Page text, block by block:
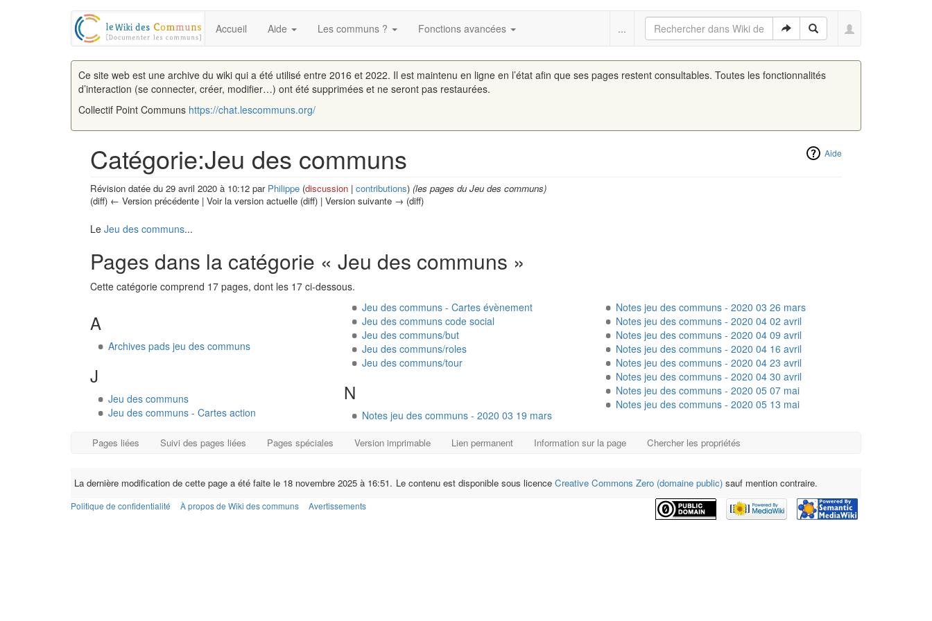
Accueil Aide Les communs ? Fonctions avancées ...
Ce site web est une archive du wiki qui a été utilisé entre 2016 et 2022. Il est maintenu en ligne en l’état afin que ses pages restent consultables. Toutes les fonctionnalités
d’interaction (se connecter, créer, modifier…) ont été supprimées et ne seront pas restaurées.
Collectif Point Communs https://chat.lescommuns.org/
Aide
Catégorie:Jeu des communs
Révision datée du 29 avril 2020 à 10:12 par Philippe (discussion | contributions) (les pages du Jeu des communs)
(diff) ← Version précédente | Voir la version actuelle (diff) | Version suivante → (diff)
Le Jeu des communs...
Pages dans la catégorie « Jeu des communs »
Cette catégorie comprend 17 pages, dont les 17 ci-dessous.
A
Archives pads jeu des communs
J
Jeu des communs
Jeu des communs - Cartes action
Jeu des communs - Cartes évènement
Jeu des communs code social
Jeu des communs/but
Jeu des communs/roles
Jeu des communs/tour
N
Notes jeu des communs - 2020 03 19 mars
Notes jeu des communs - 2020 03 26 mars
Notes jeu des communs - 2020 04 02 avril
Notes jeu des communs - 2020 04 09 avril
Notes jeu des communs - 2020 04 16 avril
Notes jeu des communs - 2020 04 23 avril
Notes jeu des communs - 2020 04 30 avril
Notes jeu des communs - 2020 05 07 mai
Notes jeu des communs - 2020 05 13 mai
Pages liées Suivi des pages liées Pages spéciales Version imprimable Lien permanent Information sur la page Chercher les propriétés
La dernière modification de cette page a été faite le 18 novembre 2025 à 16:51. Le contenu est disponible sous licence Creative Commons Zero (domaine public) sauf mention contraire.
Politique de confidentialité À propos de Wiki des communs Avertissements